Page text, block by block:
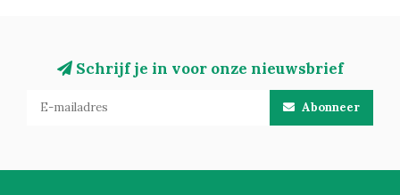
Schrijf je in voor onze nieuwsbrief
Abonneer